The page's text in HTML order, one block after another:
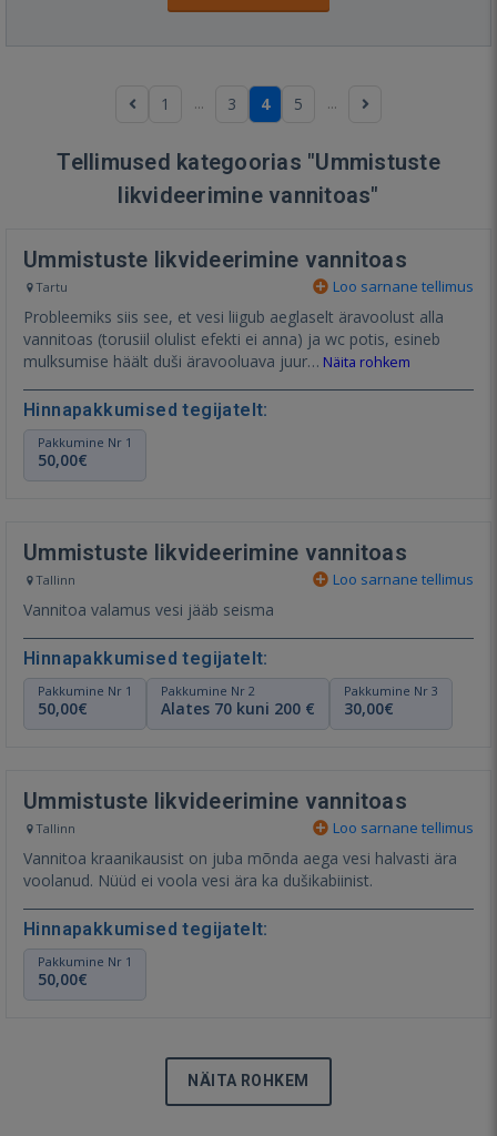
1 ... 3 4 5 ...
Tellimused kategoorias "Ummistuste
likvideerimine vannitoas"
Ummistuste likvideerimine vannitoas
Tartu Loo sarnane tellimus
Probleemiks siis see, et vesi liigub aeglaselt äravoolust alla
vannitoas (torusiil olulist efekti ei anna) ja wc potis, esineb
mulksumise häält duši äravooluava juur… Näita rohkem
Hinnapakkumised tegijatelt:
Pakkumine Nr 1
50,00€
Ummistuste likvideerimine vannitoas
Tallinn Loo sarnane tellimus
Vannitoa valamus vesi jääb seisma
Hinnapakkumised tegijatelt:
Pakkumine Nr 1
50,00€
Pakkumine Nr 2
Alates 70 kuni 200 €
Pakkumine Nr 3
30,00€
Ummistuste likvideerimine vannitoas
Tallinn Loo sarnane tellimus
Vannitoa kraanikausist on juba mõnda aega vesi halvasti ära
voolanud. Nüüd ei voola vesi ära ka dušikabiinist.
Hinnapakkumised tegijatelt:
Pakkumine Nr 1
50,00€
NÄITA ROHKEM